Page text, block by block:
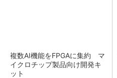
複数AI機能をFPGAに集約 マ
イクロチップ製品向け開発キ
ット